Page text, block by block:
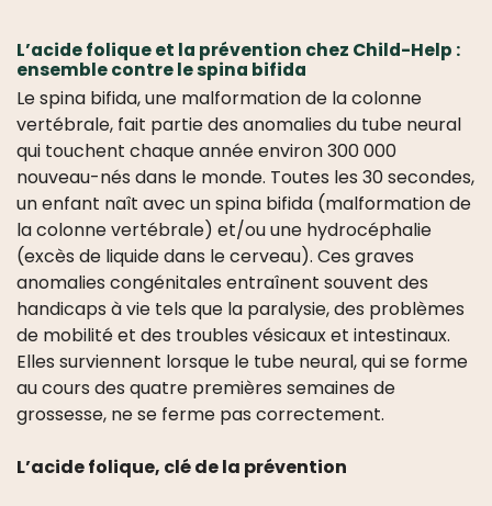
L’acide folique et la prévention chez Child-Help :
ensemble contre le spina bifida
Le spina bifida, une malformation de la colonne
vertébrale, fait partie des anomalies du tube neural
qui touchent chaque année environ 300 000
nouveau-nés dans le monde. Toutes les 30 secondes,
un enfant naît avec un spina bifida (malformation de
la colonne vertébrale) et/ou une hydrocéphalie
(excès de liquide dans le cerveau). Ces graves
anomalies congénitales entraînent souvent des
handicaps à vie tels que la paralysie, des problèmes
de mobilité et des troubles vésicaux et intestinaux.
Elles surviennent lorsque le tube neural, qui se forme
au cours des quatre premières semaines de
grossesse, ne se ferme pas correctement.
L’acide folique, clé de la prévention